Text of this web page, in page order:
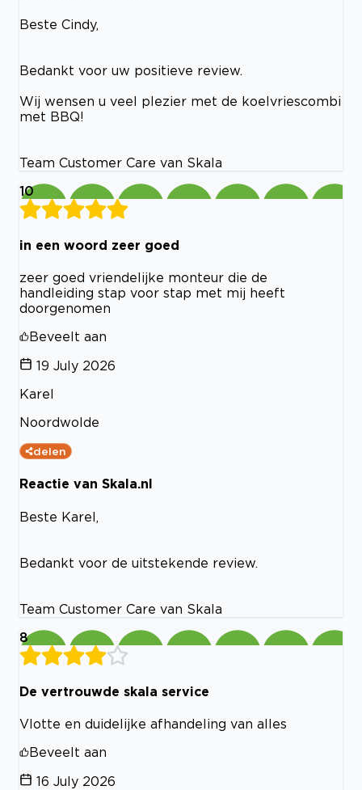
Beste Cindy,
Bedankt voor uw positieve review.
Wij wensen u veel plezier met de koelvriescombi
met BBQ!
Team Customer Care van Skala
10
in een woord zeer goed
zeer goed vriendelijke monteur die de
handleiding stap voor stap met mij heeft
doorgenomen
Beveelt aan
19 July 2026
Karel
Noordwolde
delen
Reactie van Skala.nl
Beste Karel,
Bedankt voor de uitstekende review.
Team Customer Care van Skala
8
De vertrouwde skala service
Vlotte en duidelijke afhandeling van alles
Beveelt aan
16 July 2026